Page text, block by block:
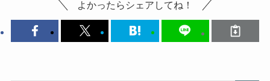
よかったらシェアしてね！